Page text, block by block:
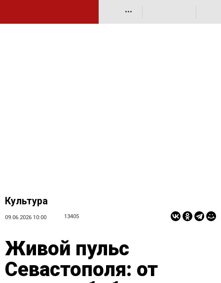
•••
Культура
09.06.2026 10:00 13405
Живой пульс
Севастополя: от